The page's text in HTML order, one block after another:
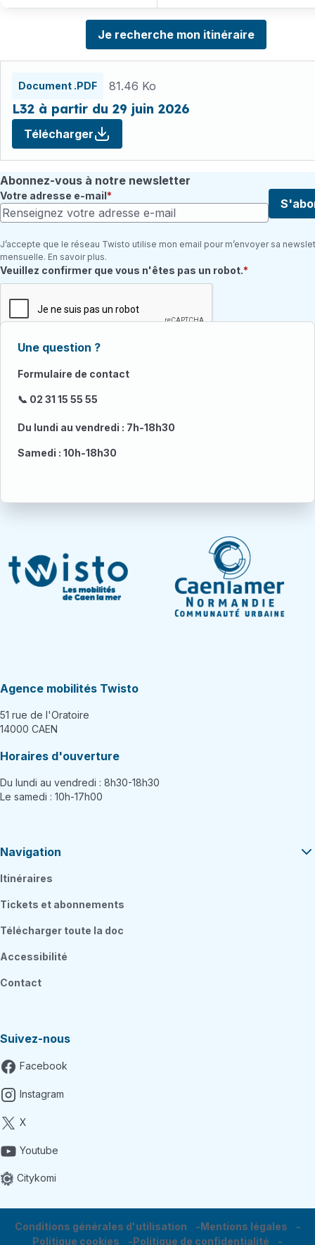
Je recherche mon itinéraire
Document .PDF 81.46 Ko
L32 à partir du 29 juin 2026
Télécharger
Abonnez-vous à notre newsletter
Votre adresse e-mail
J’accepte que le réseau Twisto utilise mon email pour m’envoyer sa
mensuelle. En savoir plus.
Champ requis
Veuillez confirmer que vous n'êtes pas un robot.
Une question ?
Formulaire de contact
📞 02 31 15 55 55
Du lundi au vendredi : 7h-18h30
Samedi : 10h-18h30
Agence mobilités Twisto
51 rue de l'Oratoire
14000 CAEN
Horaires d'ouverture
Du lundi au vendredi : 8h30-18h30
Le samedi : 10h-17h00
Navigation
Itinéraires
Tickets et abonnements
Télécharger toute la doc
Accessibilité
Contact
Suivez-nous
Facebook
Instagram
X
Youtube
Citykomi
Conditions générales d'utilisation
Mentions légales
Politique cookies
Politique de confidentialité